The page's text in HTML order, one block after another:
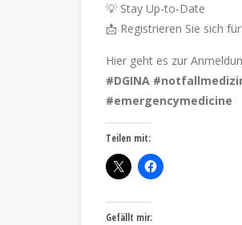
💡 Stay Up-to-Date
📩 Registrieren Sie sich
Hier geht es zur
#DGINA
#emergencymedicine
Teilen mit:
Gefällt mir: